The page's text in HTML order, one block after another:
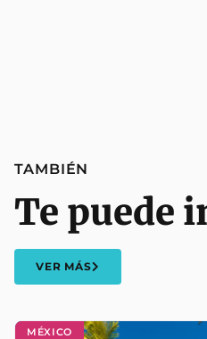
MÉXICO
TAMBIÉN
Te puede
VER MÁS